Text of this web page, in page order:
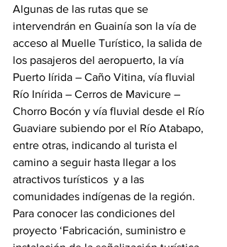
Algunas de las rutas que se
intervendrán en Guainía son la vía de
acceso al Muelle Turístico, la salida de
los pasajeros del aeropuerto, la vía
Puerto Iírida – Caño Vitina, vía fluvial
Río Inírida – Cerros de Mavicure –
Chorro Bocón y vía fluvial desde el Río
Guaviare subiendo por el Río Atabapo,
entre otras, indicando al turista el
camino a seguir hasta llegar a los
atractivos turísticos  y a las
comunidades indígenas de la región.
Para conocer las condiciones del
proyecto ‘Fabricación, suministro e